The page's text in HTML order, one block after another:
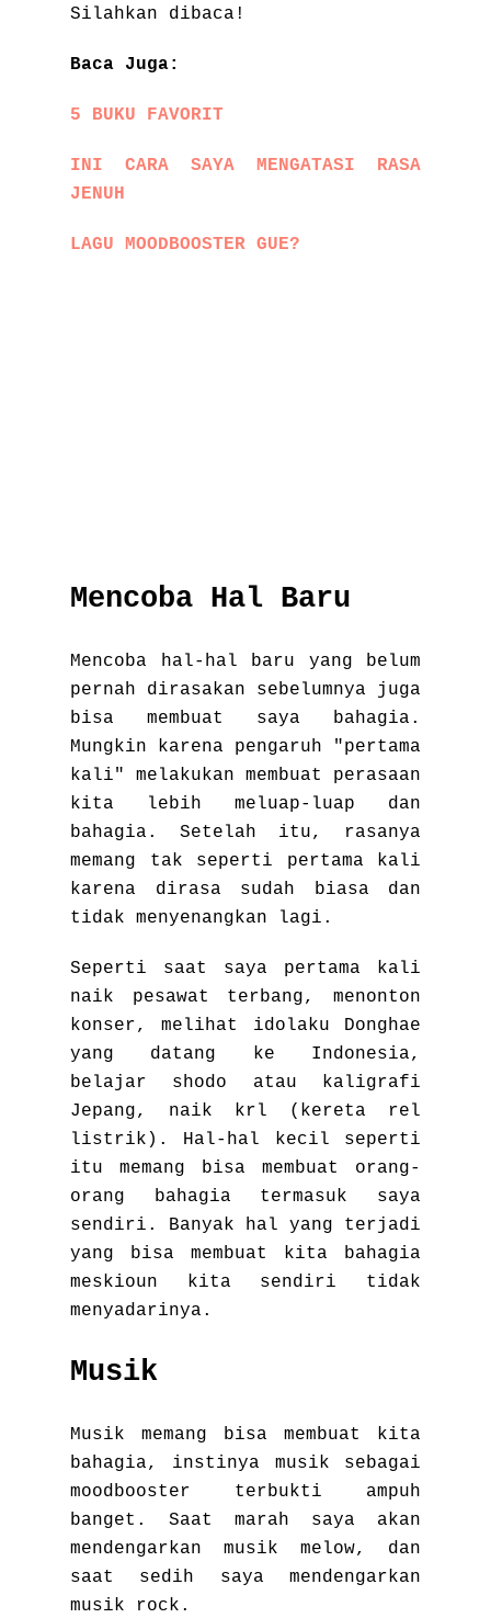
Silahkan dibaca!
Baca Juga:
5 BUKU FAVORIT
INI CARA SAYA MENGATASI RASA
JENUH
LAGU MOODBOOSTER GUE?
Mencoba Hal Baru
Mencoba hal-hal baru yang belum
pernah dirasakan sebelumnya juga
bisa membuat saya bahagia.
Mungkin karena pengaruh "pertama
kali" melakukan membuat perasaan
kita lebih meluap-luap dan
bahagia. Setelah itu, rasanya
memang tak seperti pertama kali
karena dirasa sudah biasa dan
tidak menyenangkan lagi.
Seperti saat saya pertama kali
naik pesawat terbang, menonton
konser, melihat idolaku Donghae
yang datang ke Indonesia,
belajar shodo atau kaligrafi
Jepang, naik krl (kereta rel
listrik). Hal-hal kecil seperti
itu memang bisa membuat orang-
orang bahagia termasuk saya
sendiri. Banyak hal yang terjadi
yang bisa membuat kita bahagia
meskioun kita sendiri tidak
menyadarinya.
Musik
Musik memang bisa membuat kita
bahagia, instinya musik sebagai
moodbooster terbukti ampuh
banget. Saat marah saya akan
mendengarkan musik melow, dan
saat sedih saya mendengarkan
musik rock.